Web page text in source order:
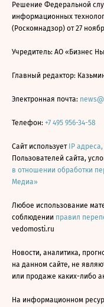
Решение Федеральной
информационных
(Роскомнадзор) от 27
Учредитель: АО «Бизнес
Главный редактор:
Электронная почта:
Телефон: +7 495 956-34-58
Сайт использует IP
Пользователей сайта,
в отношении обработки
Медиа»
Любое использование
соблюдении правил
vedomosti.ru
Новости, аналитика,
на данном сайте, не
или продаже каких-либо
На информационном